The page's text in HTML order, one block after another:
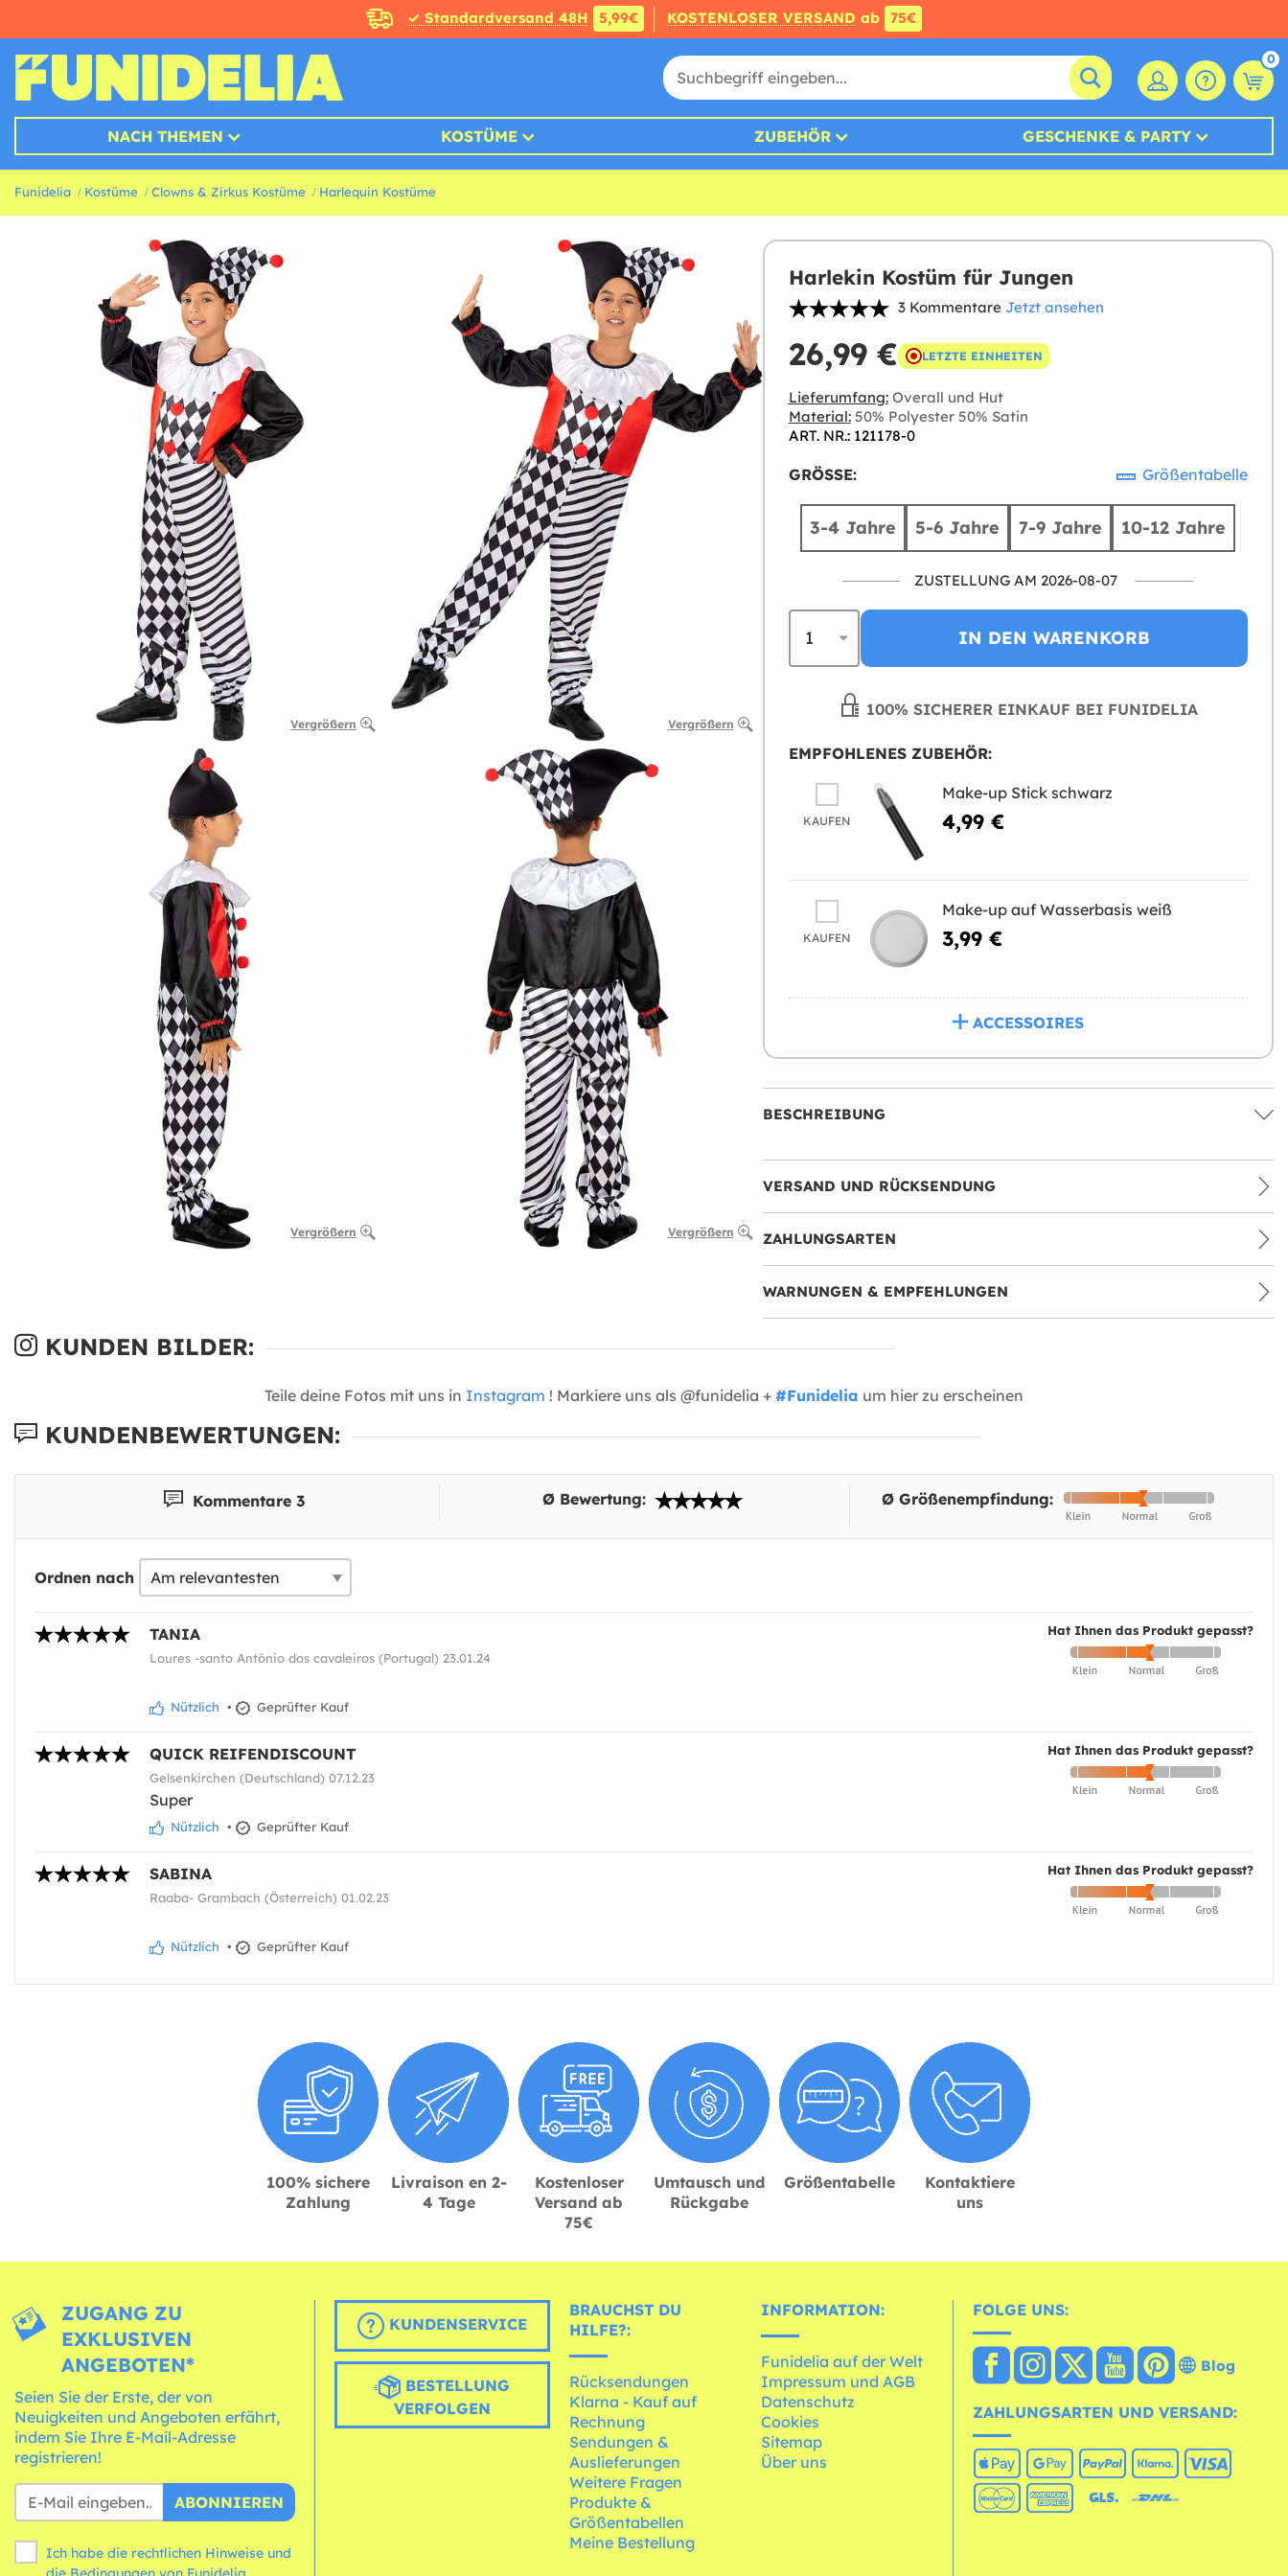
✓ Standardversand 48H 5,99€ KOSTENLOSER VERSAND ab 75€
0
NACH THEMEN KOSTÜME ZUBEHÖR GESCHENKE & PARTY
Funidelia Kostüme Clowns & Zirkus Kostüme Harlequin Kostüme
Vergrößern Vergrößern
Vergrößern Vergrößern
Harlekin Kostüm für Jungen
3 Kommentare Jetzt ansehen
26,99 € LETZTE EINHEITEN
Lieferumfang:Overall und Hut
Material:50% Polyester 50% Satin
ART. NR.: 121178-0
GRÖSSE: Größentabelle
3-4 Jahre 5-6 Jahre 7-9 Jahre 10-12 Jahre
ZUSTELLUNG AM 2026-08-07
IN DEN WARENKORB
100% SICHERER EINKAUF BEI FUNIDELIA
EMPFOHLENES ZUBEHÖR:
KAUFEN
Make-up Stick schwarz
4,99 €
KAUFEN
Make-up auf Wasserbasis weiß
3,99 €
ACCESSOIRES
BESCHREIBUNG
VERSAND UND RÜCKSENDUNG
ZAHLUNGSARTEN
WARNUNGEN & EMPFEHLUNGEN
KUNDEN BILDER:
Teile deine Fotos mit uns in Instagram ! Markiere uns als @funidelia + #Funidelia um hier zu erscheinen
KUNDENBEWERTUNGEN:
Kommentare 3 Ø Bewertung: Ø Größenempfindung:
Ordnen nach
Hat Ihnen das Produkt gepasst?
TANIA
Loures -santo Antônio dos cavaleiros (Portugal) 23.01.24
Nützlich • Geprüfter Kauf
Hat Ihnen das Produkt gepasst?
QUICK REIFENDISCOUNT
Gelsenkirchen (Deutschland) 07.12.23
Super
Nützlich • Geprüfter Kauf
Hat Ihnen das Produkt gepasst?
SABINA
Raaba- Grambach (Österreich) 01.02.23
Nützlich • Geprüfter Kauf
100% sichere
Zahlung
Livraison en 2-
4 Tage
Kostenloser
Versand ab
75€
Umtausch und
Rückgabe
Größentabelle
Kontaktiere
uns
ZUGANG ZU
EXKLUSIVEN
ANGEBOTEN*
Seien Sie der Erste, der von
Neuigkeiten und Angeboten erfährt,
indem Sie Ihre E-Mail-Adresse
registrieren!
ABONNIEREN
Ich habe die rechtlichen Hinweise und
KUNDENSERVICE
BESTELLUNG
VERFOLGEN
BRAUCHST DU
HILFE?:
Rücksendungen
Klarna - Kauf auf
Rechnung
Sendungen &
Auslieferungen
Weitere Fragen
Produkte &
Größentabellen
Meine Bestellung
INFORMATION:
Funidelia auf der Welt
Impressum und AGB
Datenschutz
Cookies
Sitemap
Über uns
FOLGE UNS:
Blog
ZAHLUNGSARTEN UND VERSAND: